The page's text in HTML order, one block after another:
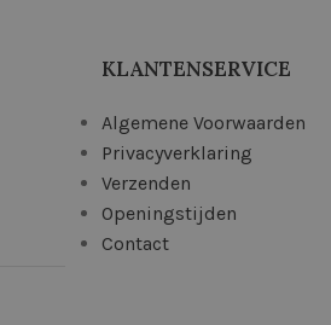
KLANTENSERVICE
Algemene Voorwaarden
Privacyverklaring
Verzenden
Openingstijden
Contact